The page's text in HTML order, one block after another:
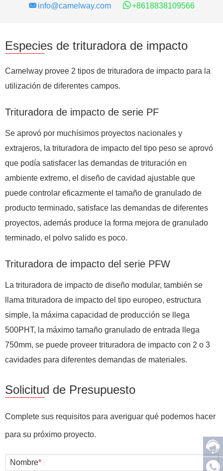
info@camelway.com
+8618838109566
Especies de trituradora de impacto
Camelway provee 2 tipos de trituradora de impacto para la
utilización de diferentes campos.
Trituradora de impacto de serie PF
Se aprovó por muchísimos proyectos nacionales y
extrajeros, la trituradora de impacto del tipo peso se aprovó
que podía satisfacer las demandas de trituración en
ambiente extremo, el diseño de cavidad ajustable que
puede controlar eficazmente el tamaño de granulado de
producto terminado, satisface las demandas de diferentes
proyectos, además produce la forma mejora de granulado
terminado, el polvo salido es poco.
Trituradora de impacto del serie PFW
La trituradora de impacto de diseño modular, también se
llama trituradora de impacto del tipo europeo, estructura
simple, la máxima capacidad de producción se llega
500PHT, la máximo tamaño granulado de entrada llega
750mm, se puede proveer trituradora de impacto con 2 o 3
cavidades para diferentes demandas de materiales.
Solicitud de Presupuesto
Complete sus requisitos para averiguar qué podemos hacer
para su próximo proyecto.
Nombre*